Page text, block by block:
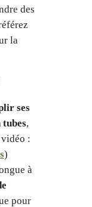
des
la
ses
tubes,
:
)
à
pour